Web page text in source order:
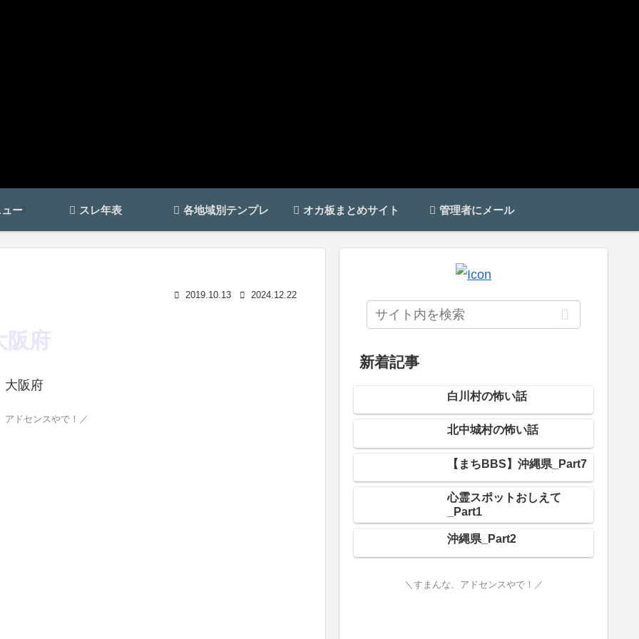
ー スレ年表 各地域別テンプレ オカ板まとめサイト 管理者にメール
2019.10.13 2024.12.22
阪府
アドセンスやで！／
新着記事
白川村の怖い話
北中城村の怖い話
【まちBBS】沖縄県_Part7
心霊スポットおしえて
_Part1
沖縄県_Part2
＼すまんな、アドセンスやで！／